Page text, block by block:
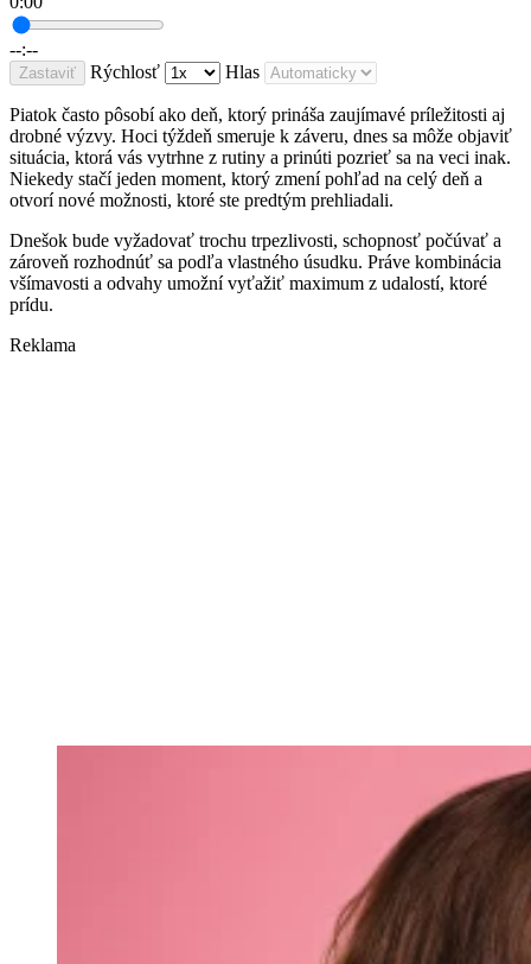
--:--
Zastaviť Rýchlosť Hlas
Piatok často pôsobí ako deň, ktorý prináša zaujímavé príležitosti aj
drobné výzvy. Hoci týždeň smeruje k záveru, dnes sa môže objaviť
situácia, ktorá vás vytrhne z rutiny a prinúti pozrieť sa na veci inak.
Niekedy stačí jeden moment, ktorý zmení pohľad na celý deň a
otvorí nové možnosti, ktoré ste predtým prehliadali.
Dnešok bude vyžadovať trochu trpezlivosti, schopnosť počúvať a
zároveň rozhodnúť sa podľa vlastného úsudku. Práve kombinácia
všímavosti a odvahy umožní vyťažiť maximum z udalostí, ktoré
prídu.
Reklama